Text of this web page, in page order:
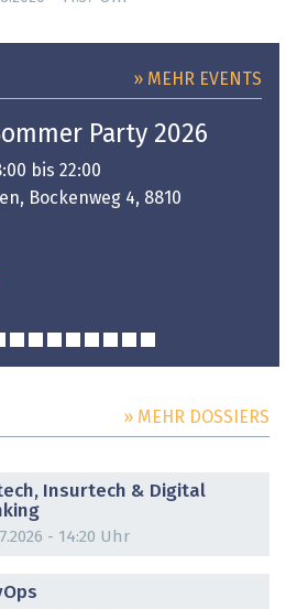
» MEHR EVENTS
Party 2026
bis 22:00
Bockenweg 4, 8810
» MEHR DOSSIERS
Insurtech & Digital
- 14:20 Uhr